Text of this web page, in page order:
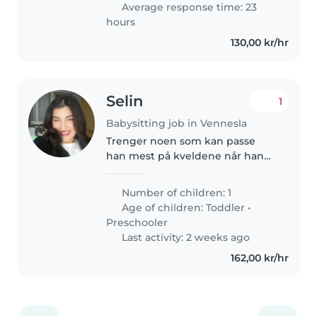
Average response time: 23
hours
130,00 kr/hr
Selin
Babysitting job in Vennesla
1
Trenger noen som kan passe
han mest på kveldene når han
sønn. Han er veldig utadvendt,
pratsom, elsker å leke og herjes
med. Vi pleier av og til å finne..
Number of children: 1
Age of children:Toddler •
Preschooler
Last activity: 2 weeks ago
162,00 kr/hr